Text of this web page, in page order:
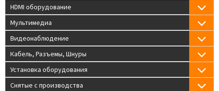
HDMI оборудование
Мультимедиа
Видеонаблюдение
Кабель, Разъемы, Шнуры
Установка оборудования
Снятые с производства